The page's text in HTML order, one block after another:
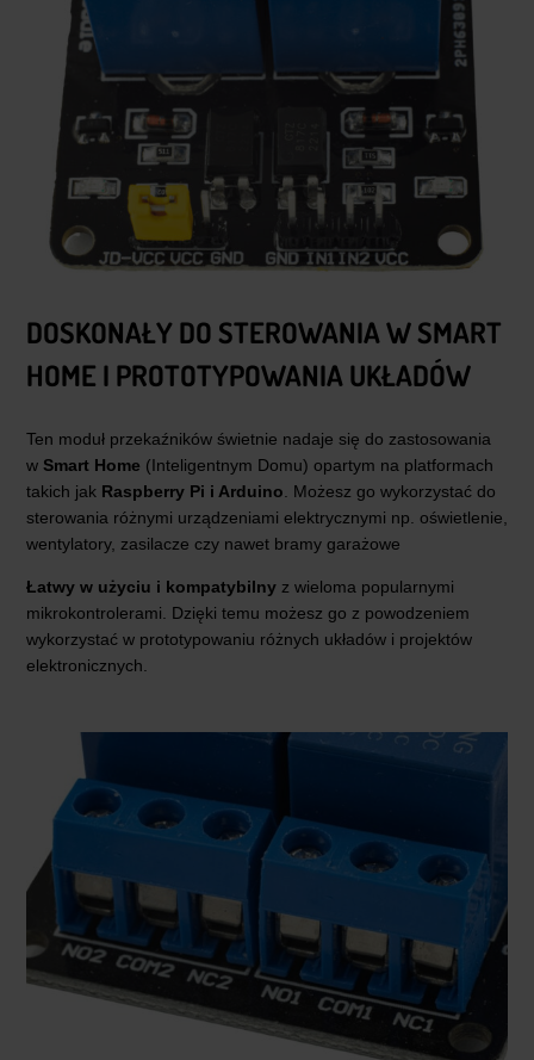
DOSKONAŁY DO STEROWANIA W SMART
HOME I PROTOTYPOWANIA UKŁADÓW
Ten moduł przekaźników świetnie nadaje się do zastosowania
w Smart Home (Inteligentnym Domu) opartym na platformach
takich jak Raspberry Pi i Arduino . Możesz go wykorzystać do
sterowania różnymi urządzeniami elektrycznymi np. oświetlenie,
wentylatory, zasilacze czy nawet bramy garażowe
Łatwy w użyciu i kompatybilny z wieloma popularnymi
mikrokontrolerami. Dzięki temu możesz go z powodzeniem
wykorzystać w prototypowaniu różnych układów i projektów
elektronicznych.